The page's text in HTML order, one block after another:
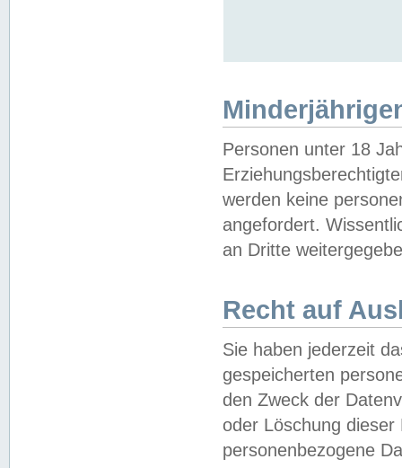
Personen unter 18
werden keine
angefordert.
an Dritte
Recht auf
Sie haben jederzeit
gespeicherten
den Zweck der
oder Löschung
personenbezogene